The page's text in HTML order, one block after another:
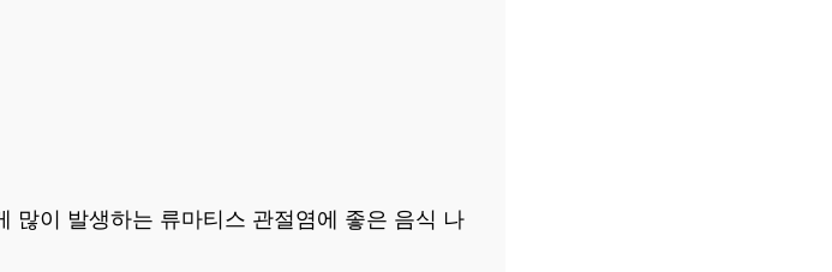
많이 발생하는 류마티스 관절염에 좋은 음식 나